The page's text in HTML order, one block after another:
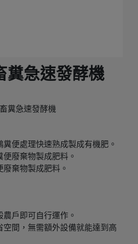
糞急速發酵機
糞急速發酵機
便處理快速熟成製成有機肥。
廢棄物製成肥料。
棄物製成肥料。
戶即可自行運作。
空間，無需額外設備就能達到高